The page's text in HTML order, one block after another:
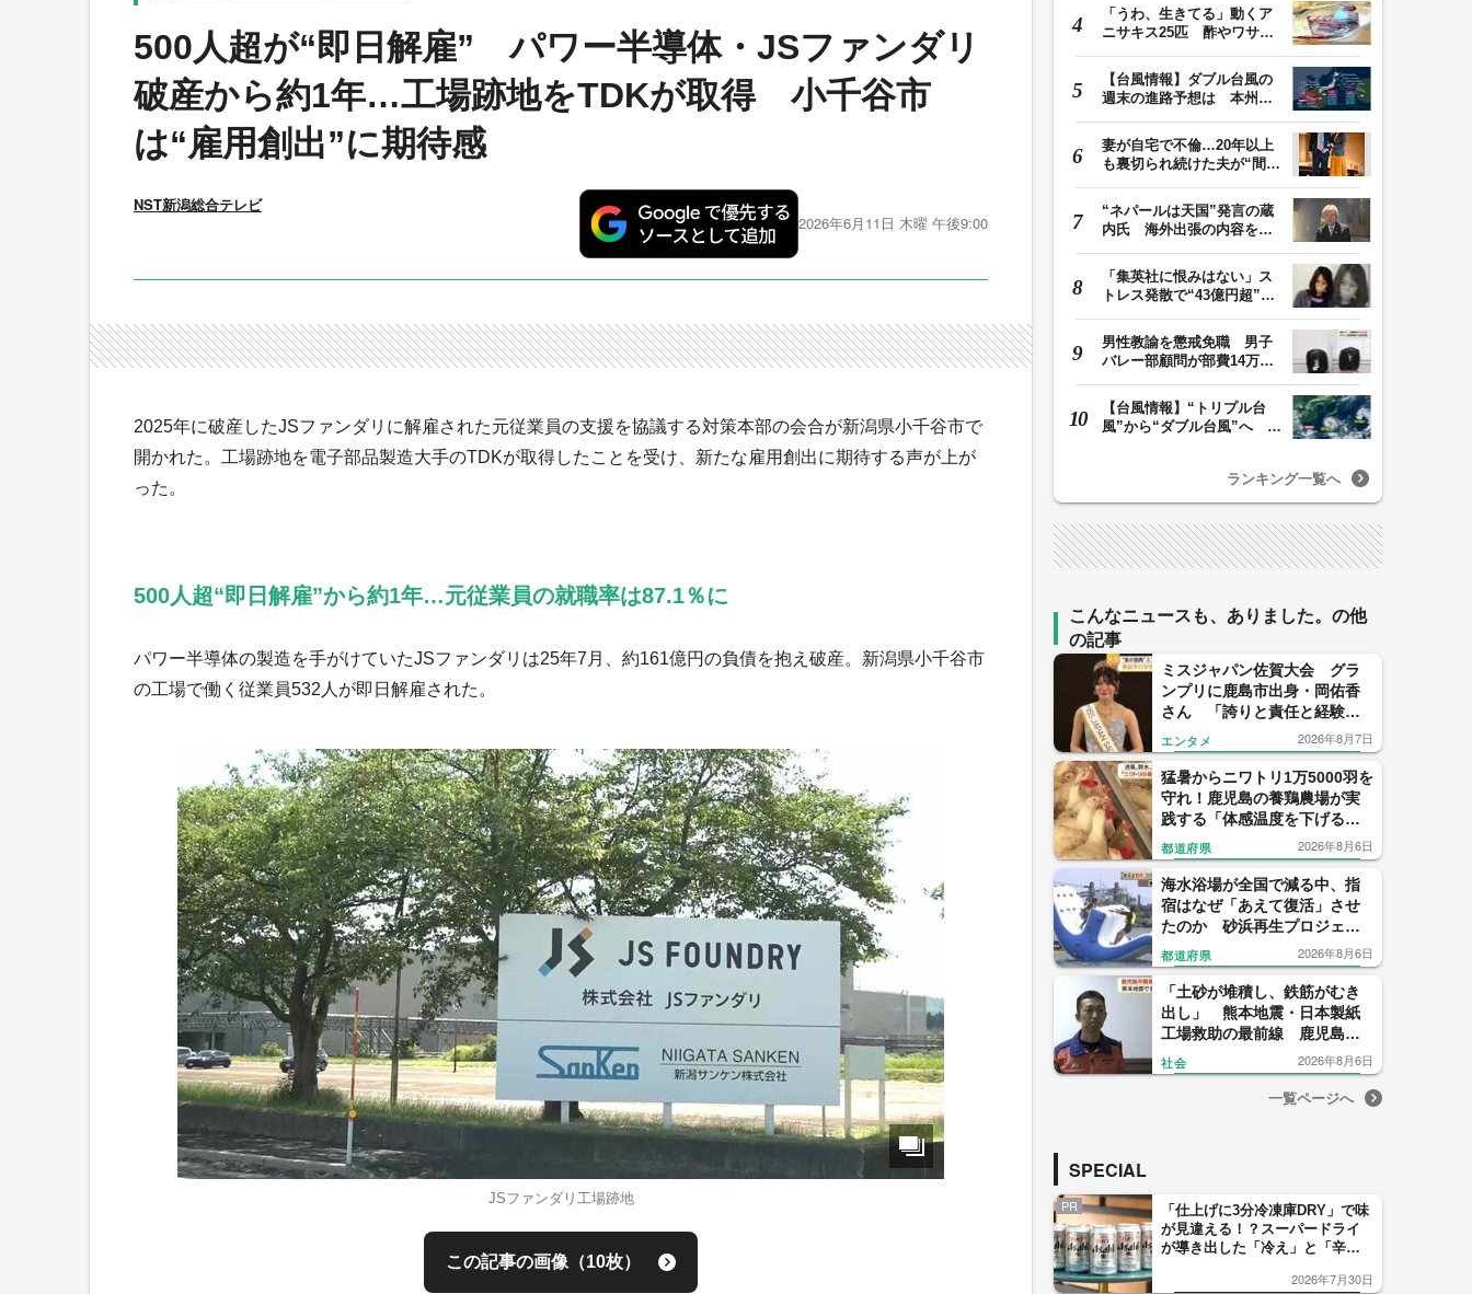
500人超が“即日解雇” パワー半導体・JSファンダリ
破産から約1年…工場跡地をTDKが取得 小千谷市
は“雇用創出”に期待感
NST新潟総合テレビ
2026年6月11日 木曜 午後9:00
2025年に破産したJSファンダリに解雇された元従業員の支援を協議する対策本部の会合が新潟県小千谷市で
開かれた。工場跡地を電子部品製造大手のTDKが取得したことを受け、新たな雇用創出に期待する声が上が
った。
500人超“即日解雇”から約1年…元従業員の就職率は87.1％に
パワー半導体の製造を手がけていたJSファンダリは25年7月、約161億円の負債を抱え破産。新潟県小千谷市
の工場で働く従業員532人が即日解雇された。
JSファンダリ工場跡地
この記事の画像（10枚）
「うわ、生きてる」動くア
ニサキス25匹 酢やワサビ
【台風情報】ダブル台風の
週末の進路予想は 本州は
妻が自宅で不倫…20年以上
も裏切られ続けた夫が“間
“ネパールは天国”発言の蔵
内氏 海外出張の内容を説
「集英社に恨みはない」ス
トレス発散で“43億円超”の
男性教諭を懲戒免職 男子
バレー部顧問が部費14万円
【台風情報】“トリプル台
風”から“ダブル台風”へ 13
ランキング一覧へ
こんなニュースも、ありました。の他
の記事
ミスジャパン佐賀大会 グラ
ンプリに鹿島市出身・岡佑香
さん 「誇りと責任と経験を
胸に、胸を張って挑戦してい
きたい」
エンタメ 2026年8月7日
猛暑からニワトリ1万5000羽を
守れ！鹿児島の養鶏農場が実
践する「体感温度を下げる」
驚きの暑さ対策
都道府県 2026年8月6日
海水浴場が全国で減る中、指
宿はなぜ「あえて復活」させ
たのか 砂浜再生プロジェク
トの舞台裏
都道府県 2026年8月6日
「土砂が堆積し、鉄筋がむき
出し」 熊本地震・日本製紙
工場救助の最前線 鹿児島市
消防が報告会
社会 2026年8月6日
一覧ページへ
SPECIAL
PR
「仕上げに3分冷凍庫DRY」で味
が見違える！？スーパードライ
が導き出した「冷え」と「辛
した「辛口カーブ」が飲み頃の
2026年7月30日